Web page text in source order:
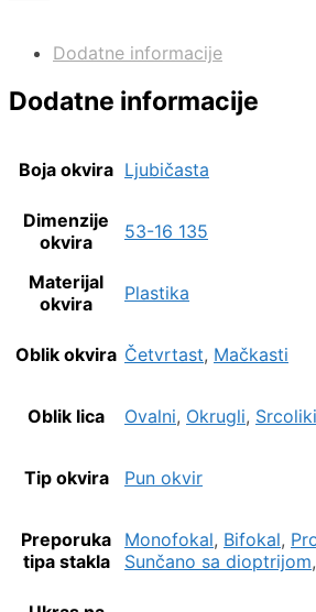
Dodatne informacije
Dodatne informacije
Boja okvira Ljubičasta
Dimenzije
okvira
53-16 135
Materijal
okvira
Plastika
Oblik okvira Četvrtast, Mačkasti
Oblik lica Ovalni, Okrugli, Srcoliki
Tip okvira Pun okvir
Preporuka
tipa stakla
Monofokal, Bifokal,
Sunčano sa dioptrijom,